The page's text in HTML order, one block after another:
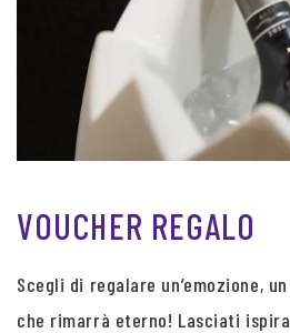
VOUCHER REGALO
Scegli di regalare un’emozione,
che rimarrà eterno! Lasciati